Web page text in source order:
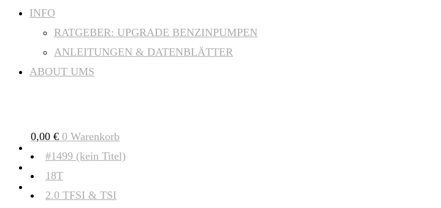
INFO
RATGEBER: UPGRADE BENZINPUMPEN
ANLEITUNGEN & DATENBLÄTTER
ABOUT UMS
0,00 € 0 Warenkorb
#1499 (kein Titel)
18T
2.0 TFSI & TSI